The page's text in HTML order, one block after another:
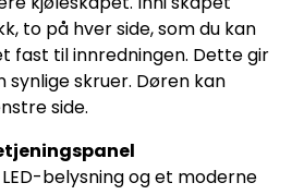
to på hver side, som du kan
fast til innredningen. Dette gir
synlige skruer. Døren kan
side.
belysning og et moderne